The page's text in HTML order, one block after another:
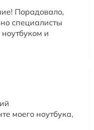
Порадовало,
специалисты
и
моего ноутбука,